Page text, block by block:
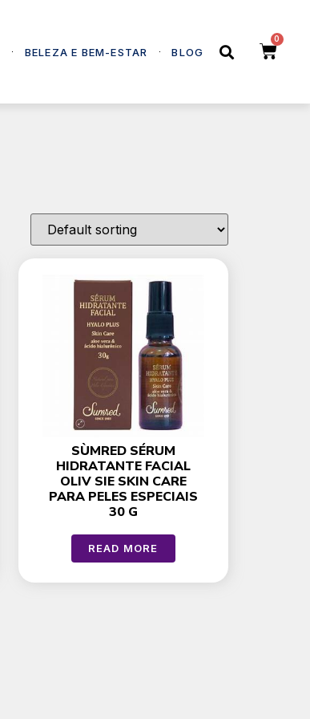
BELEZA E BEM-ESTAR BLOG
SÙMRED SÉRUM
HIDRATANTE FACIAL
OLIV SIE SKIN CARE
PARA PELES ESPECIAIS
30 G
READ MORE